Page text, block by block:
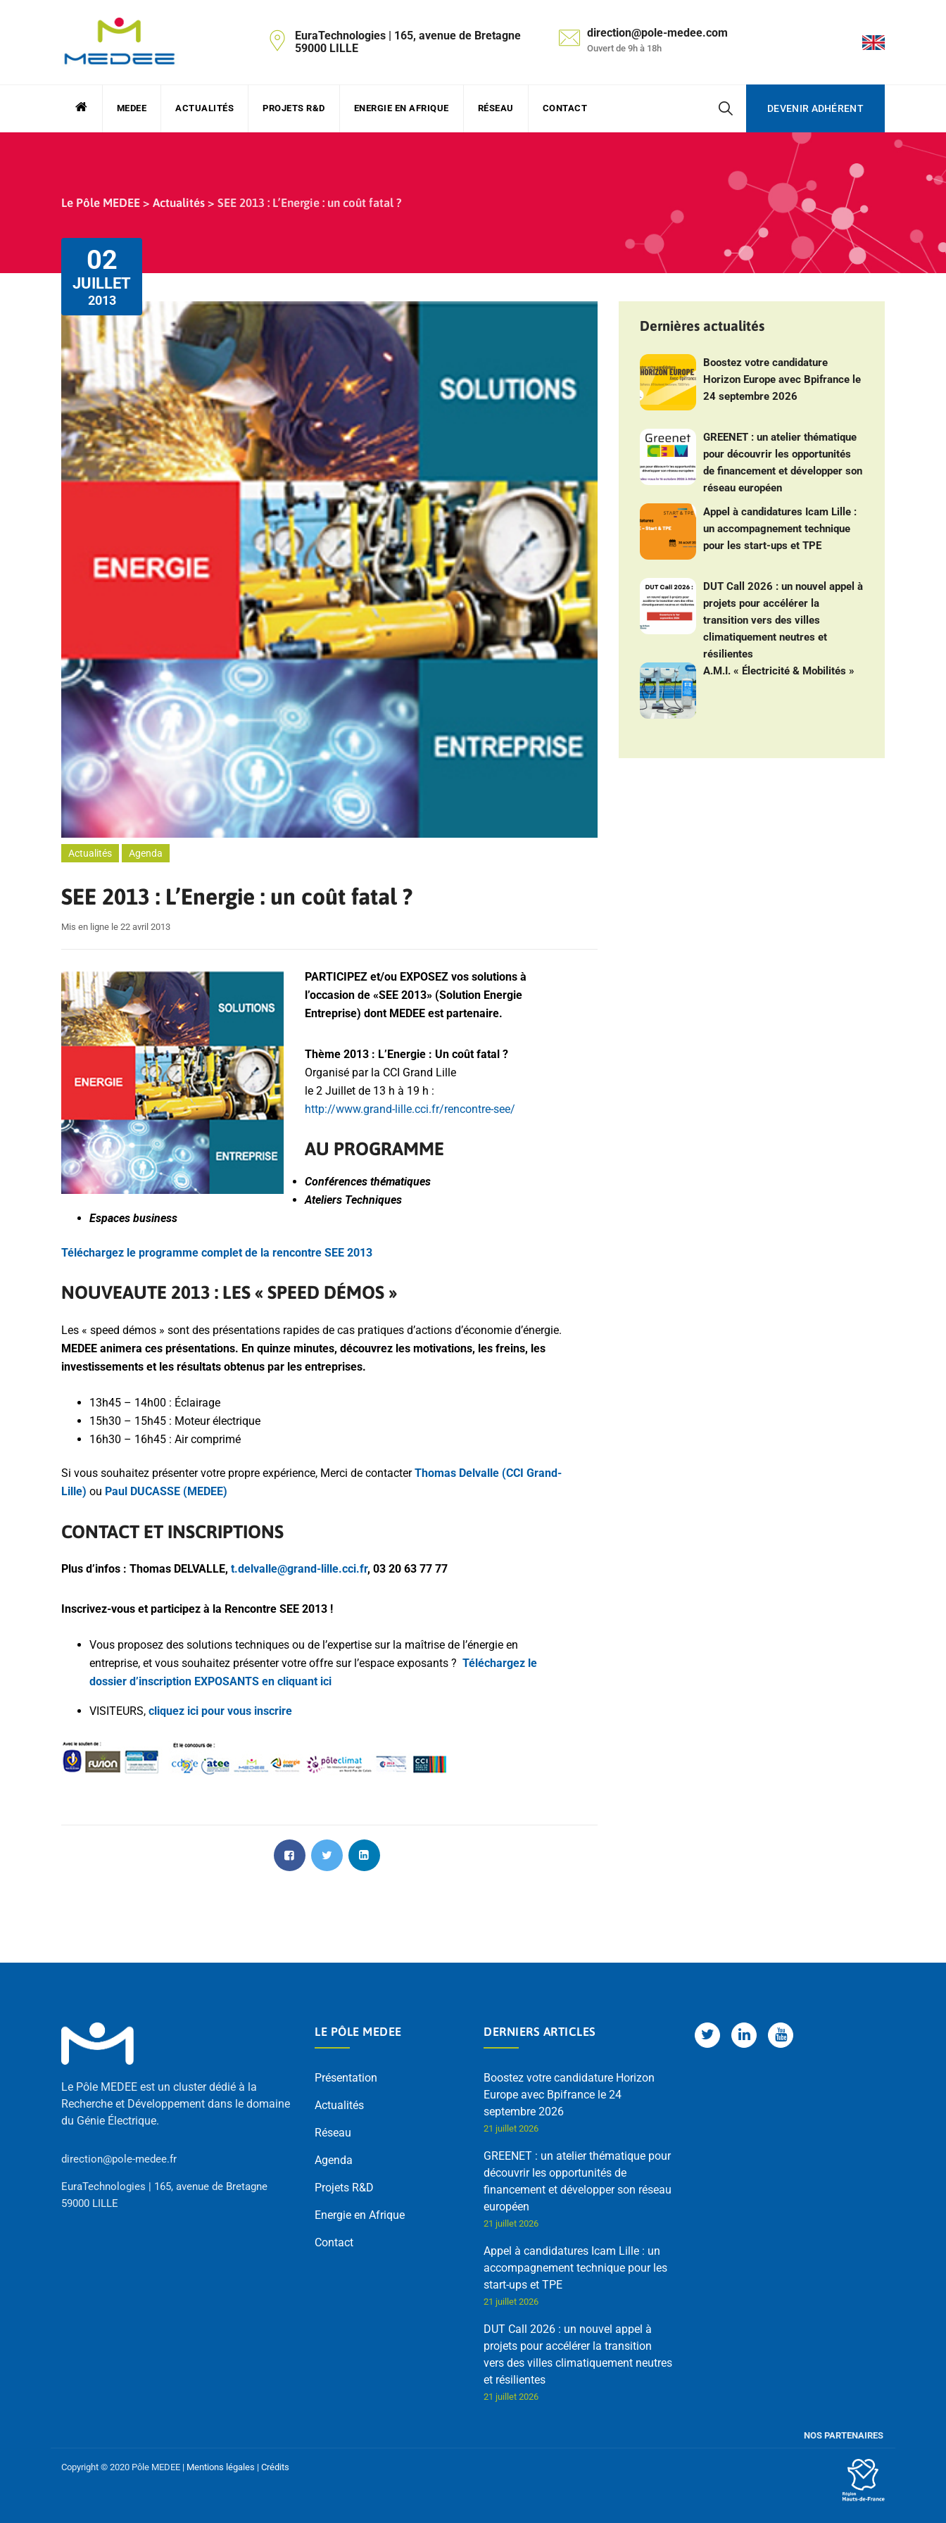
EuraTechnologies | 165, avenue de Bretagne
59000 LILLE
direction@pole-medee.com
Ouvert de 9h à 18h
MEDEE ACTUALITÉS PROJETS R&D ENERGIE EN AFRIQUE RÉSEAU CONTACT DEVENIR ADHÉRENT
Le Pôle MEDEE > Actualités > SEE 2013 : L’Energie : un coût fatal ?
02
JUILLET
2013
Actualités Agenda
SEE 2013 : L’Energie : un coût fatal ?
Mis en ligne le 22 avril 2013
PARTICIPEZ et/ou EXPOSEZ vos solutions à
l’occasion de «SEE 2013» (Solution Energie
Entreprise) dont MEDEE est partenaire.
Thème 2013 : L’Energie : Un coût fatal ?
Organisé par la CCI Grand Lille
le 2 Juillet de 13 h à 19 h :
http://www.grand-lille.cci.fr/rencontre-see/
AU PROGRAMME
Conférences thématiques
Ateliers Techniques
Espaces business
Téléchargez le programme complet de la rencontre SEE 2013
NOUVEAUTE 2013 : LES « SPEED DÉMOS »
Les « speed démos » sont des présentations rapides de cas pratiques d’actions d’économie d’énergie.
MEDEE animera ces présentations. En quinze minutes, découvrez les motivations, les freins, les
investissements et les résultats obtenus par les entreprises.
13h45 – 14h00 : Éclairage
15h30 – 15h45 : Moteur électrique
16h30 – 16h45 : Air comprimé
Si vous souhaitez présenter votre propre expérience, Merci de contacterThomas Delvalle (CCI Grand-
Lille) ou Paul DUCASSE (MEDEE)
CONTACT ET INSCRIPTIONS
Plus d’infos : Thomas DELVALLE, t.delvalle@grand-lille.cci.fr, 03 20 63 77 77
Inscrivez-vous et participez à la Rencontre SEE 2013 !
Vous proposez des solutions techniques ou de l’expertise sur la maîtrise de l’énergie en
entreprise, et vous souhaitez présenter votre offre sur l’espace exposants ? Téléchargez le
dossier d’inscription EXPOSANTS en cliquant ici
VISITEURS, cliquez ici pour vous inscrire
Dernières actualités
Boostez votre candidature
Horizon Europe avec Bpifrance le
24 septembre 2026
GREENET : un atelier thématique
pour découvrir les opportunités
de financement et développer son
réseau européen
Appel à candidatures Icam Lille :
un accompagnement technique
pour les start-ups et TPE
DUT Call 2026 : un nouvel appel à
projets pour accélérer la
transition vers des villes
climatiquement neutres et
résilientes
A.M.I. « Électricité & Mobilités »
Le Pôle MEDEE est un cluster dédié à la
Recherche et Développement dans le domaine
du Génie Électrique.
direction@pole-medee.fr
EuraTechnologies | 165, avenue de Bretagne
59000 LILLE
LE PÔLE MEDEE
Présentation
Actualités
Réseau
Agenda
Projets R&D
Energie en Afrique
Contact
DERNIERS ARTICLES
Boostez votre candidature Horizon
Europe avec Bpifrance le 24
septembre 2026
21 juillet 2026
GREENET : un atelier thématique pour
découvrir les opportunités de
financement et développer son réseau
européen
21 juillet 2026
Appel à candidatures Icam Lille : un
accompagnement technique pour les
start-ups et TPE
21 juillet 2026
DUT Call 2026 : un nouvel appel à
projets pour accélérer la transition
vers des villes climatiquement neutres
et résilientes
21 juillet 2026
Copyright © 2020 Pôle MEDEE | Mentions légales | Crédits